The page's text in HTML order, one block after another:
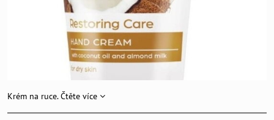
Krém na ruce.Čtěte více